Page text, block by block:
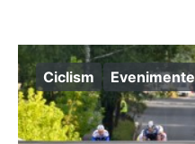
Ciclism Evenimente